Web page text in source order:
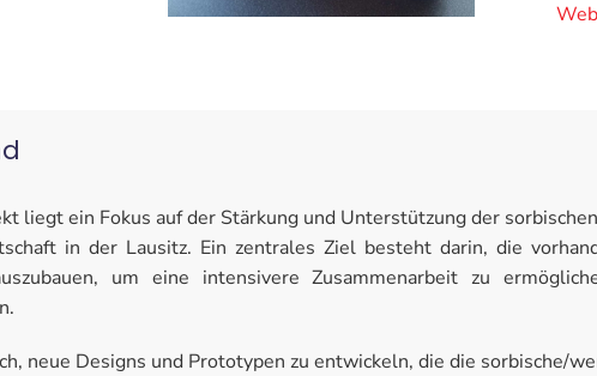
liegt ein Fokus auf der Stärkung und Unterstützung der
in der Lausitz. Ein zentrales Ziel besteht darin, die
um eine intensivere Zusammenarbeit zu
neue Designs und Prototypen zu entwickeln, die die sorbische/